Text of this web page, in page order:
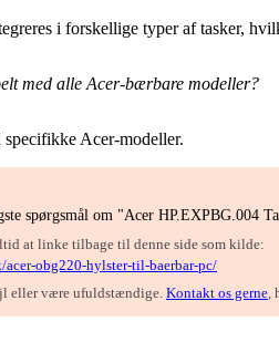
i forskellige typer af tasker,
med alle Acer-bærbare modeller?
Acer-modeller.
spørgsmål om "Acer HP.EXPBG.004
at linke tilbage til denne side som kilde:
obg220-hylster-til-baerbar-pc/
eller være ufuldstændige. Kontakt os gerne,